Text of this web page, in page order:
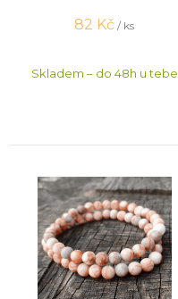
82 Kč / ks
Skladem – do 48h u tebe